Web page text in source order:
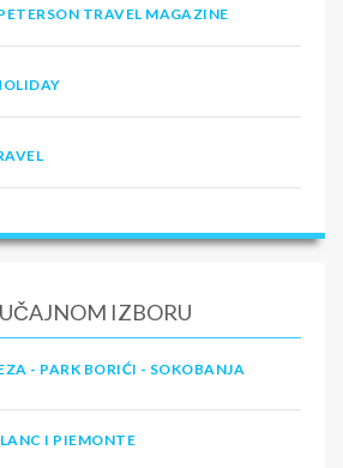
TRAVEL MAGAZINE
IZBORU
- PARK BORIĆI - SOKOBANJA
I PIEMONTE